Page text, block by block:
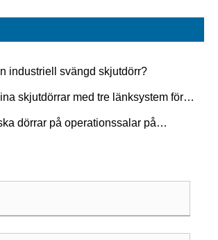
industriell svängd skjutdörr?
skjutdörrar med tre länksystem för
dörrar på operationssalar på